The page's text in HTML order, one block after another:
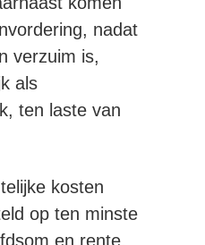
nadat
verzuim is,
als
ten laste van
kosten
op ten minste
en rente,